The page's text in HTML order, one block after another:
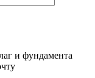
и фундамента